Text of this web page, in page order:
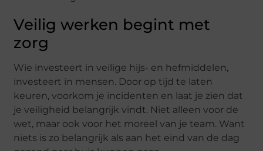
Veilig werken begint met
zorg
Wie investeert in veilige hijs- en hefmiddelen,
investeert in mensen. Door op tijd te laten
keuren, voorkom je incidenten en laat je zien dat
je veiligheid belangrijk vindt. Niet alleen voor de
wet, maar ook voor het moreel van je team. Want
niets is zo belangrijk als aan het eind van de dag